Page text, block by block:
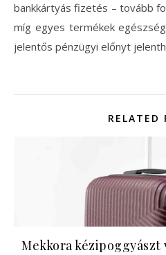
bankkártyás fizetés – tovább
míg egyes termékek
jelentős pénzügyi előnyt
RELATED
Mekkora